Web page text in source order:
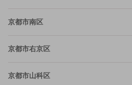
京都市南区
京都市右京区
京都市山科区